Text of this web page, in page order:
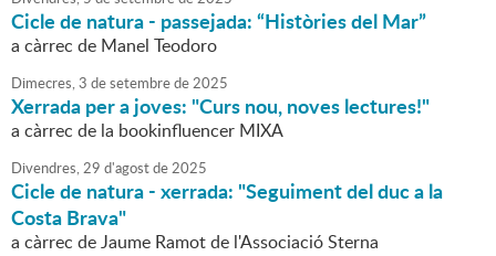
Cicle de natura - passejada: “Històries del Mar”
a càrrec de Manel Teodoro
Dimecres,3 desetembrede2025
Xerrada per a joves: "Curs nou, noves lectures!"
a càrrec de la bookinfluencer MIXA
Divendres,29 d'agostde2025
Cicle de natura - xerrada: "Seguiment del duc a la
Costa Brava"
a càrrec de Jaume Ramot de l'Associació Sterna